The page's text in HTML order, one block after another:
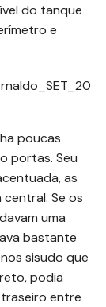
do tanque
e
poucas
portas. Seu
as
Se os
uma
bastante
sisudo que
podia
entre